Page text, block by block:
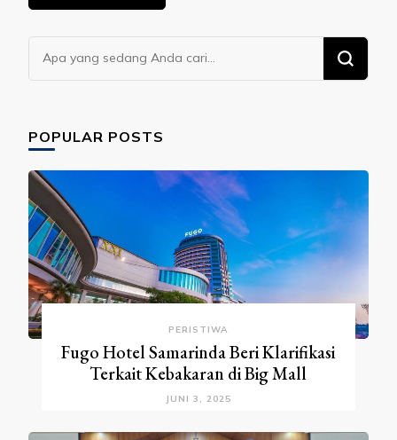
Mencari
Sesuatu?
POPULAR POSTS
PERISTIWA
Fugo Hotel Samarinda Beri Klarifikasi
Terkait Kebakaran di Big Mall
JUNI 3, 2025